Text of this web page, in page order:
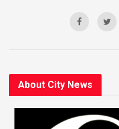
About City News